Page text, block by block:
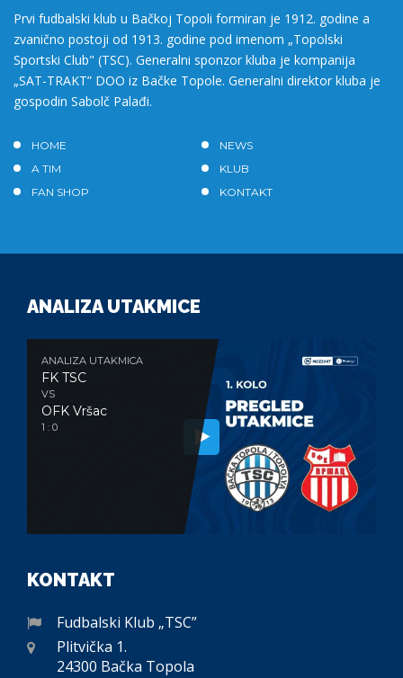
Prvi fudbalski klub u Bačkoj Topoli formiran je 1912. godine a
zvanično postoji od 1913. godine pod imenom „Topolski
Sportski Club" (TSC). Generalni sponzor kluba je kompanija
„SAT-TRAKT” DOO iz Bačke Topole. Generalni direktor kluba je
gospodin Sabolč Palađi.
HOME
NEWS
A TIM
KLUB
FAN SHOP
KONTAKT
ANALIZA UTAKMICE
ANALIZA UTAKMICA
FK TSC
VS
OFK Vršac
1 : 0
KONTAKT
Fudbalski Klub „TSC”
Plitvička 1.
24300 Bačka Topola